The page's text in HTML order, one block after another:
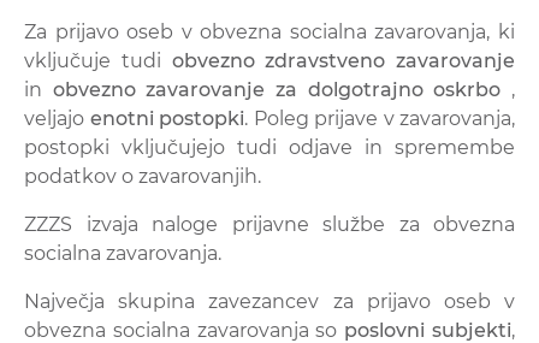
Za prijavo oseb v obvezna socialna zavarovanja, ki
vključuje tudi obvezno zdravstveno zavarovanje
in obvezno zavarovanje za dolgotrajno oskrbo ,
veljajo enotni postopki. Poleg prijave v zavarovanja,
postopki vključujejo tudi odjave in spremembe
podatkov o zavarovanjih.
ZZZS izvaja naloge prijavne službe za obvezna
socialna zavarovanja.
Največja skupina zavezancev za prijavo oseb v
obvezna socialna zavarovanja so poslovni subjekti,